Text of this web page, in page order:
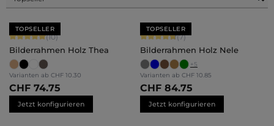
TOPSELLER
Durchschnittliche Bewertung von 5 von 5 Sternen
(10)
Bilderrahmen Holz Thea
Varianten ab CHF 10.30
CHF 74.75
Jetzt konfigurieren
TOPSELLER
Durchschnittliche Bewertung von
(7)
Bilderrahmen Holz Nele
+5
Varianten ab CHF 10.85
CHF 84.75
Jetzt konfigurieren